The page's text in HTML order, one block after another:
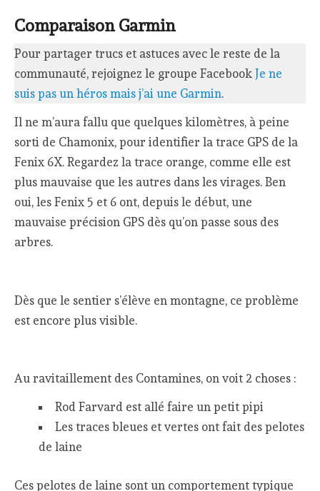
Comparaison Garmin
Pour partager trucs et astuces avec le reste de la
communauté, rejoignez le groupe FacebookJe ne
suis pas un héros mais j’ai une Garmin.
Il ne m’aura fallu que quelques kilomètres, à peine
sorti de Chamonix, pour identifier la trace GPS de la
Fenix 6X. Regardez la trace orange, comme elle est
plus mauvaise que les autres dans les virages. Ben
oui, les Fenix 5 et 6 ont, depuis le début, une
mauvaise précision GPS dès qu’on passe sous des
arbres.
Dès que le sentier s’élève en montagne, ce problème
est encore plus visible.
Au ravitaillement des Contamines, on voit 2 choses :
Rod Farvard est allé faire un petit pipi
Les traces bleues et vertes ont fait des pelotes
de laine
Ces pelotes de laine sont un comportement typique